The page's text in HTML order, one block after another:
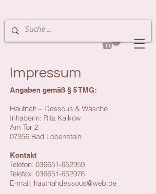
Impressum
Angaben gemäß § 5 TMG:
Hautnah – Dessous & Wäsche
Inhaberin: Rita Kalkow
Am Tor 2
07356 Bad Lobenstein
Kontakt
Telefon: 036651-652959
Telefax: 036651-652976
E-mail: hautnahdessous@web.de